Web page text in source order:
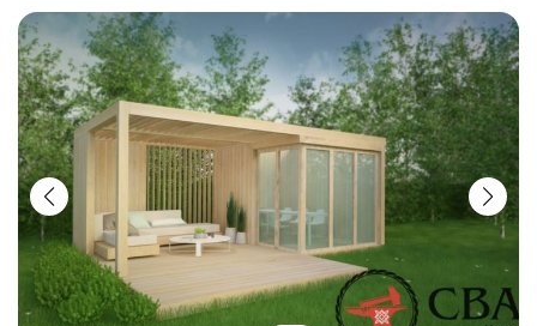
Заказать
Ваше имя*
Ваш телефон*